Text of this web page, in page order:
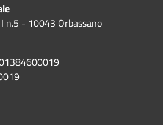
n.5 - 10043 Orbassano